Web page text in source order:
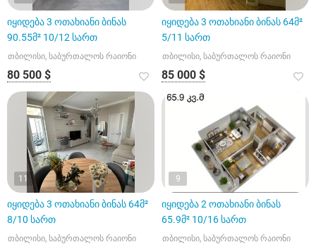
იყიდება 3 ოთახიანი ბინას
90.55მ² 10/12 სართ
თბილისი, საბურთალოს რაიონი
80 500 $
იყიდება 3 ოთახიანი ბინას 64მ²
5/11 სართ
თბილისი, საბურთალოს რაიონი
85 000 $
11
იყიდება 3 ოთახიანი ბინას 64მ²
8/10 სართ
თბილისი, საბურთალოს რაიონი
9
იყიდება 2 ოთახიანი ბინას
65.9მ² 10/16 სართ
თბილისი, საბურთალოს რაიონი